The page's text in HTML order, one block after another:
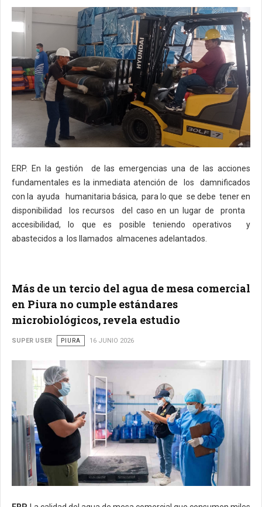
ERP. En la gestión de las emergencias una de las acciones
fundamentales es la inmediata atención de los damnificados
con la ayuda humanitaria básica, para lo que se debe tener en
disponibilidad los recursos del caso en un lugar de pronta
accesibilidad, lo que es posible teniendo operativos y
abastecidos a los llamados almacenes adelantados.
Más de un tercio del agua de mesa comercial
en Piura no cumple estándares
microbiológicos, revela estudio
SUPER USER PIURA 16 JUNIO 2026